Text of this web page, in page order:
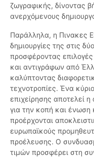
ζωγραφικής, δίνοντας
ανερχόμενους
Παράλληλα, η Πινακες
δημιουργίες της στις
προσφέροντας
και αντιγράφων από
καλύπτοντας
τεχνοτροπίες. Ένα
επιχείρησης αποτελεί
για την κοπή και ένωση
προέρχονται
ευρωπαϊκούς
προέλευσης. Ο
τιμών προσφέρει στη